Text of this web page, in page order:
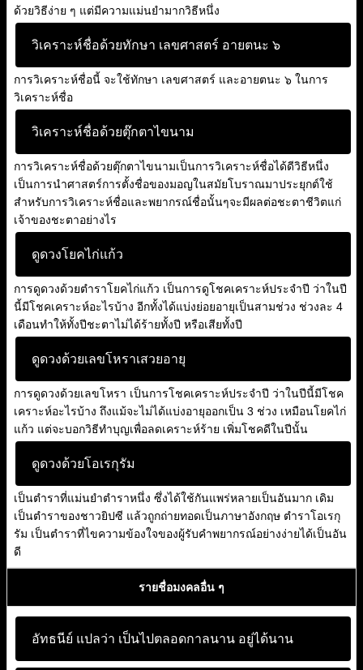
ด้วยวิธีง่าย ๆ แต่มีความแม่นยำมากวิธีหนึ่ง
วิเคราะห์ชื่อด้วยทักษา เลขศาสตร์ อายตนะ ๖
การวิเคราะห์ชื่อนี้ จะใช้ทักษา เลขศาสตร์ และอายตนะ ๖ ในการ
วิเคราะห์ชื่อ
วิเคราะห์ชื่อด้วยตุ๊กตาไขนาม
การวิเคราะห์ชื่อด้วยตุ๊กตาไขนามเป็นการวิเคราะห์ชื่อได้ดีวิธีหนึ่ง
เป็นการนำศาสตร์การตั้งชื่อของมอญในสมัยโบราณมาประยุกต์ใช้
สำหรับการวิเคราะห์ชื่อและพยากรณ์ชื่อนั้นๆจะมีผลต่อชะตาชีวิตแก่
เจ้าของชะตาอย่างไร
ดูดวงโยคไก่แก้ว
การดูดวงด้วยตำราโยคไก่แก้ว เป็นการดูโชคเคราะห์ประจำปี ว่าในปี
นี้มีโชคเคราะห์อะไรบ้าง อีกทั้งได้แบ่งย่อยอายุเป็นสามช่วง ช่วงละ 4
เดือนทำให้ทั้งปีชะตาไม่ได้ร้ายทั้งปี หรือเสียทั้งปี
ดูดวงด้วยเลขโหราเสวยอายุ
การดูดวงด้วยเลขโหรา เป็นการโชคเคราะห์ประจำปี ว่าในปีนี้มีโชค
เคราะห์อะไรบ้าง ถึงแม้จะไม่ได้แบ่งอายุออกเป็น 3 ช่วง เหมือนโยคไก่
แก้ว แต่จะบอกวิธีทำบุญเพื่อลดเคราะห์ร้าย เพิ่มโชคดีในปีนั้น
ดูดวงด้วยโอเรกุรัม
เป็นตำราที่แม่นยำตำราหนึ่ง ซึ่งได้ใช้กันแพร่หลายเป็นอันมาก เดิม
เป็นตำราของชาวยิปซี แล้วถูกถ่ายทอดเป็นภาษาอังกฤษ ตำราโอเรกุ
รัม เป็นตำราที่ไขความข้องใจของผู้รับคำพยากรณ์อย่างง่ายได้เป็นอัน
ดี
รายชื่อมงคลอื่น ๆ
อัทธนีย์ แปลว่า เป็นไปตลอดกาลนาน อยู่ได้นาน